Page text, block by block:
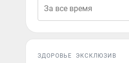
ЗДОРОВЬЕ ЭКСКЛЮЗИВ